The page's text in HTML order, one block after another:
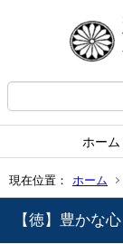
ホーム
現在位置： ホーム
【徳】豊かな心